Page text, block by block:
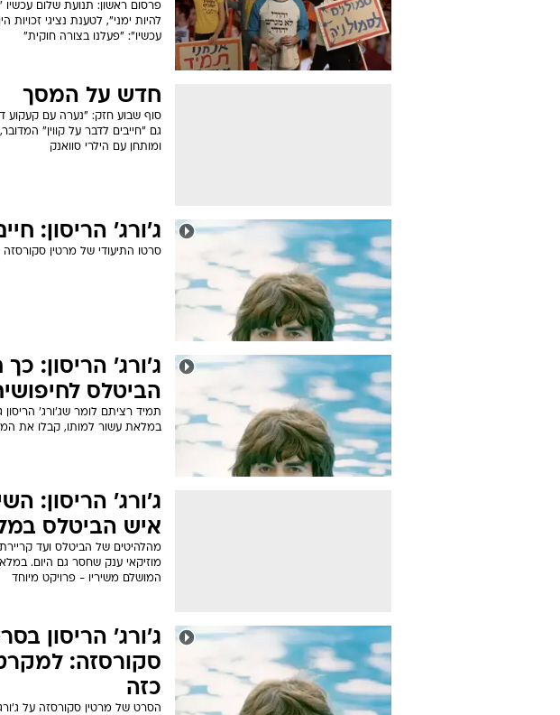
פרסום ראשון: תנועת שלום עכשיו
להיות ימני", לטענת נציגי זכויות
עכשיו": "פעלנו בצורה חוקית"
חדש על המסך
סוף שבוע חזק: "נערה עם קעקוע
גם "חייבים לדבר על קווין"
ומותחן עם הילרי סוואנק
ג'ורג' הריסון:
סרטו התיעודי של מרטין סקורסזה
ג'ורג' הריסון:
הביטלס
תמיד רציתם לומר שג'ורג' הריסון
במלאת עשור למותו, קבלו את
ג'ורג' הריסון:
איש הביטלס
מהלהיטים של הביטלס ועד קריירת
מוזיקאי ענק שחסר גם היום.
המושלם משיריו - פרויקט מיוחד
ג'ורג' הריסון
סקורסזה:
כזה
הסרט של מרטין סקורסזה על